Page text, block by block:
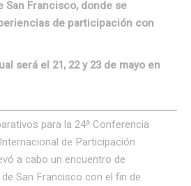
San Francisco, donde se
de participación con
será el 21, 22 y 23 de mayo en
para la 24ª Conferencia
de Participación
a cabo un encuentro de
San Francisco con el fin de